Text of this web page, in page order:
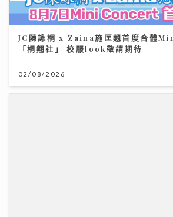
JC陳詠桐 x Zaina施匡翹首度合體
「桐翹社」 校服look敬請期待
02/08/2026